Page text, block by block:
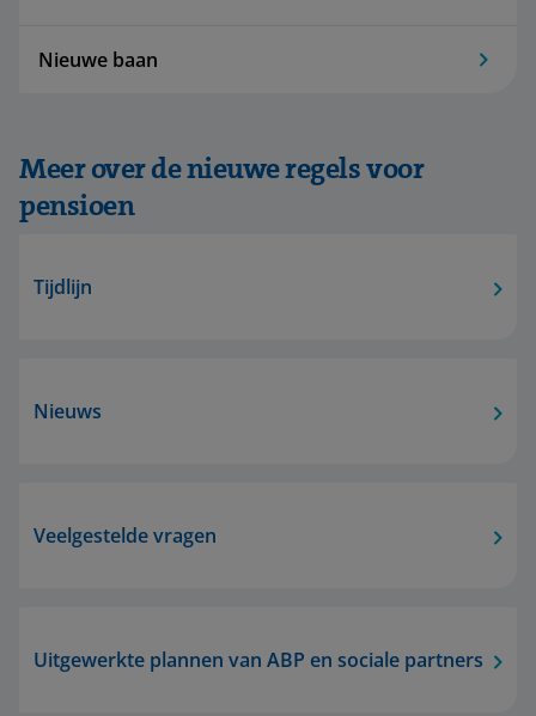
Nieuwe baan
Meer over de nieuwe regels voor
pensioen
Tijdlijn
Nieuws
Veelgestelde vragen
Uitgewerkte plannen van ABP en sociale partners